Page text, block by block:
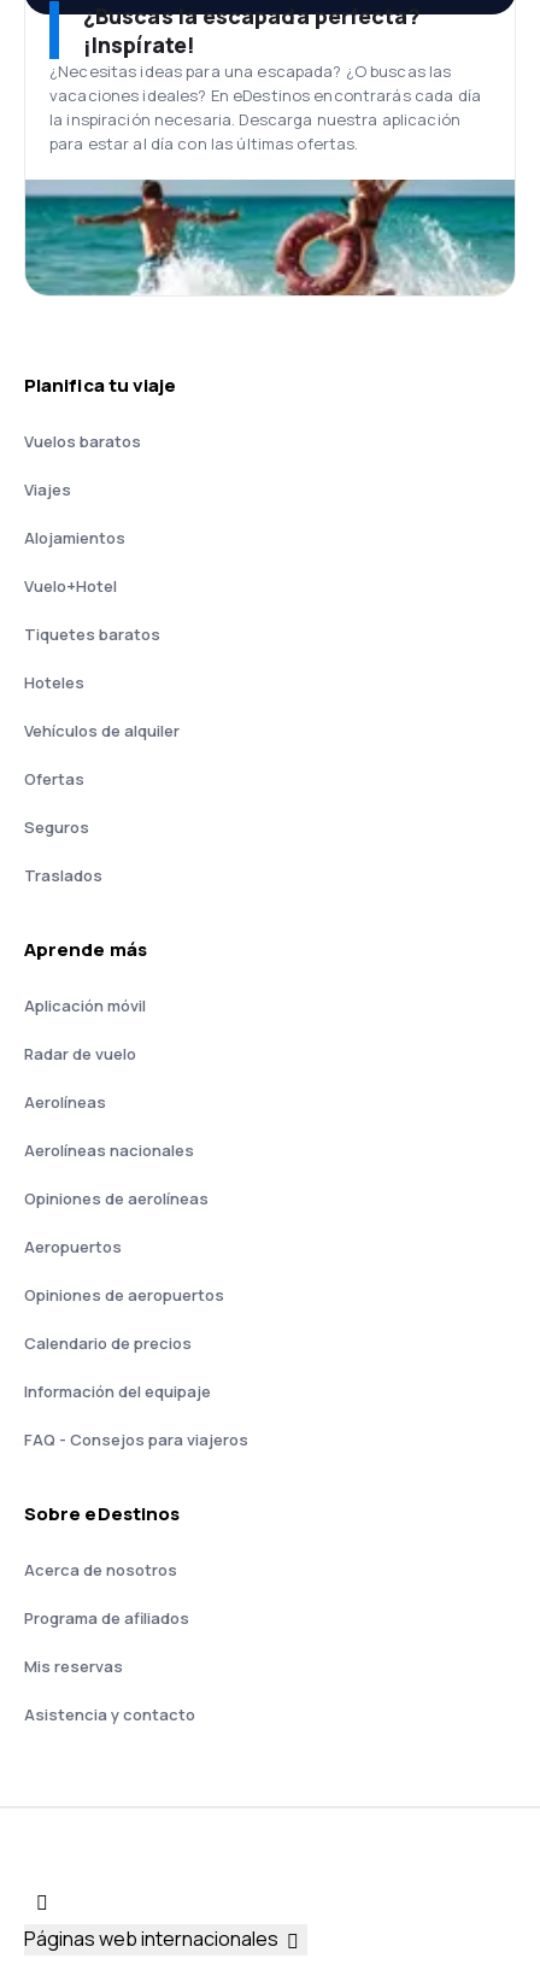
¿Buscas la escapada perfecta?
¡Inspírate!
¿Necesitas ideas para una escapada? ¿O buscas las
vacaciones ideales? En eDestinos encontrarás cada día
la inspiración necesaria. Descarga nuestra aplicación
para estar al día con las últimas ofertas.
Planifica tu viaje
Vuelos baratos
Viajes
Alojamientos
Vuelo+Hotel
Tiquetes baratos
Hoteles
Vehículos de alquiler
Ofertas
Seguros
Traslados
Aprende más
Aplicación móvil
Radar de vuelo
Aerolíneas
Aerolíneas nacionales
Opiniones de aerolíneas
Aeropuertos
Opiniones de aeropuertos
Calendario de precios
Información del equipaje
FAQ - Consejos para viajeros
Sobre eDestinos
Acerca de nosotros
Programa de afiliados
Mis reservas
Asistencia y contacto
Páginas web internacionales